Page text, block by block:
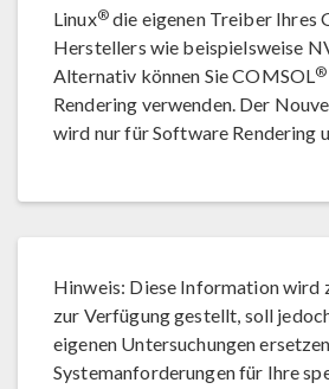
Linux®die eigenen Treiber Ihres
Herstellers wie beispielsweise
Alternativ können Sie COMSOL®
Rendering verwenden. Der
wird nur für Software Rendering
Hinweis: Diese Information wird
zur Verfügung gestellt, soll
eigenen Untersuchungen
Systemanforderungen für Ihre